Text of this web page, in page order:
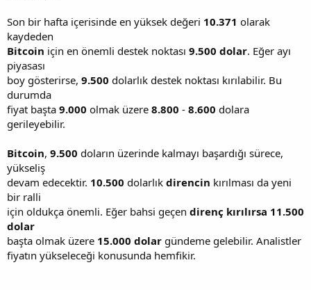
Son bir hafta içerisinde en yüksek değeri 10.371 olarak
kaydeden
Bitcoin için en önemli destek noktası 9.500 dolar. Eğer ayı
piyasası
boy gösterirse, 9.500 dolarlık destek noktası kırılabilir. Bu
durumda
fiyat başta 9.000 olmak üzere 8.800 - 8.600 dolara
gerileyebilir.
Bitcoin, 9.500 doların üzerinde kalmayı başardığı sürece,
yükseliş
devam edecektir. 10.500 dolarlık direncin kırılması da yeni
bir ralli
için oldukça önemli. Eğer bahsi geçen direnç kırılırsa 11.500
dolar
başta olmak üzere 15.000 dolar gündeme gelebilir. Analistler
fiyatın yükseleceği konusunda hemfikir.